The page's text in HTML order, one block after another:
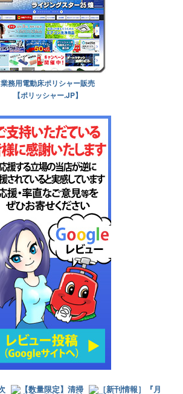
業務用電動床ポリシャー販売
【ポリッシャー.JP】